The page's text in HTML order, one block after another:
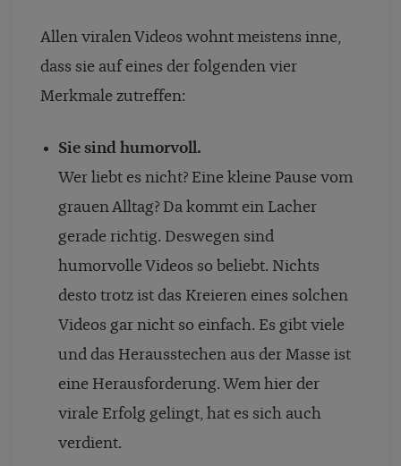
Allen viralen Videos wohnt meistens inne,
dass sie auf eines der folgenden vier
Merkmale zutreffen:
Sie sind humorvoll.
Wer liebt es nicht? Eine kleine Pause vom
grauen Alltag? Da kommt ein Lacher
gerade richtig. Deswegen sind
humorvolle Videos so beliebt. Nichts
desto trotz ist das Kreieren eines solchen
Videos gar nicht so einfach. Es gibt viele
und das Herausstechen aus der Masse ist
eine Herausforderung. Wem hier der
virale Erfolg gelingt, hat es sich auch
verdient.